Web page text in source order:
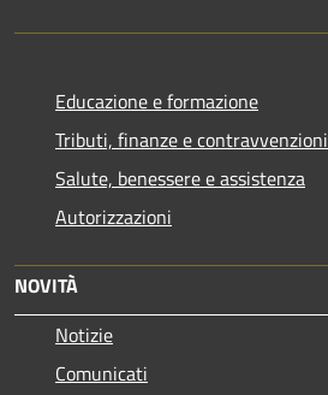
Educazione e formazione
Tributi, finanze e contravvenzioni
Salute, benessere e assistenza
Autorizzazioni
NOVITÀ
Notizie
Comunicati